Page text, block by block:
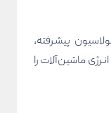
پیشرفته،
ماشین‌آلات را